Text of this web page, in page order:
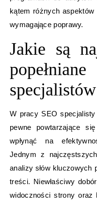
kątem różnych
wymagające poprawy.
Jakie są
W pracy SEO
pewne powtarzające
wpłynąć na
Jednym z
analizy słów kluczowych
treści. Niewłaściwy
widoczności strony oraz